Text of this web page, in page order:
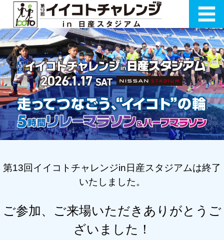
第13回イイコトチャレンジin日産スタジアムは終了
いたしました。
ご参加、ご来場いただきありがとうご
ざいました！